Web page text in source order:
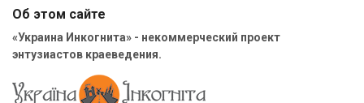
Об этом сайте
«Украина Инкогнита» - некоммерческий проект
энтузиастов краеведения.